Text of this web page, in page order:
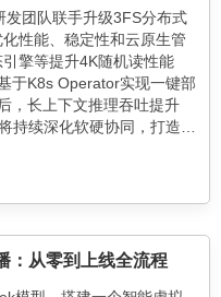
发团队联手升级3FS分布式
性能、稳定性和云原生管
擎等提升4K随机读性能
于K8s Operator实现一键部
，长上下文推理吞吐提升
持续深化软硬协同，打造端
：从零到上线全流程